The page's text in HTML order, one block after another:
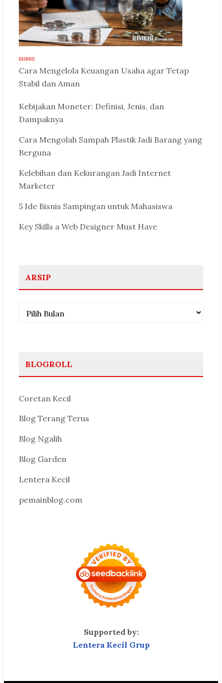
BISNIS
Cara Mengelola Keuangan Usaha agar Tetap
Stabil dan Aman
Kebijakan Moneter: Definisi, Jenis, dan
Dampaknya
Cara Mengolah Sampah Plastik Jadi Barang yang
Berguna
Kelebihan dan Kekurangan Jadi Internet
Marketer
5 Ide Bisnis Sampingan untuk Mahasiswa
Key Skills a Web Designer Must Have
ARSIP
Arsip
BLOGROLL
Coretan Kecil
Blog Terang Terus
Blog Ngalih
Blog Garden
Lentera Kecil
pemainblog.com
Supported by:
Lentera Kecil Grup